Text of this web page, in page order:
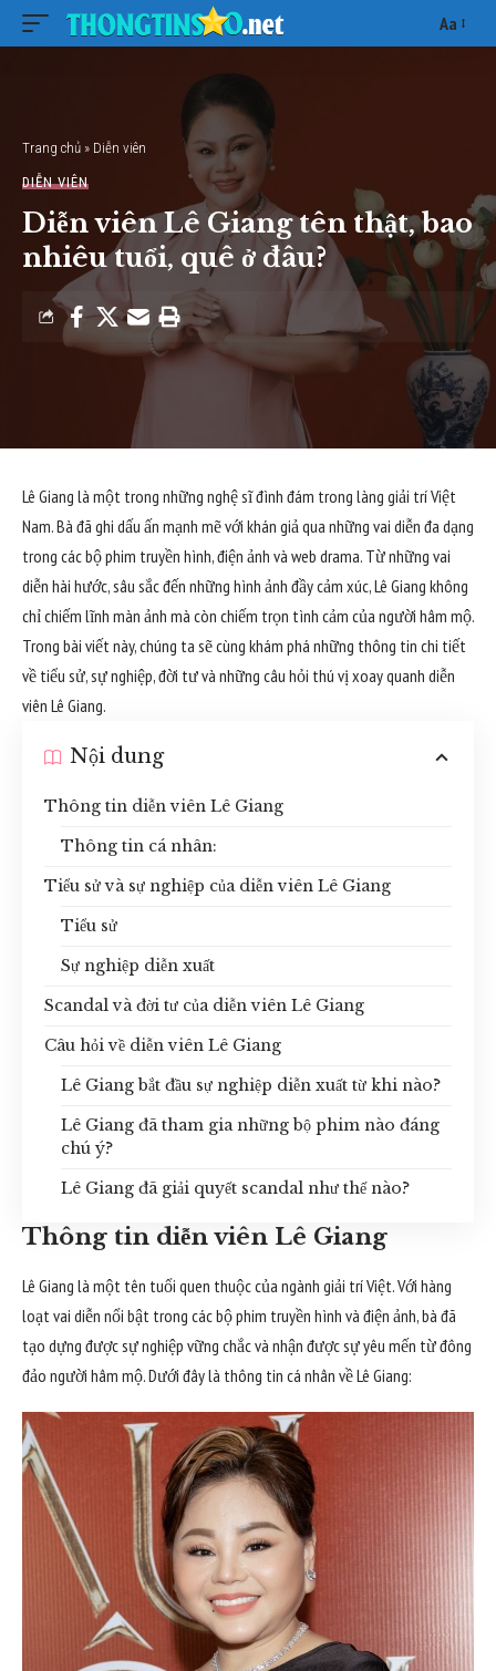
Font
Aa
Trang chủ » Diễn viên
DIỄN VIÊN
Diễn viên Lê Giang tên thật, bao
nhiêu tuổi, quê ở đâu?
Lê Giang là một trong những nghệ sĩ đình đám trong làng giải trí Việt
Nam. Bà đã ghi dấu ấn mạnh mẽ với khán giả qua những vai diễn đa dạng
trong các bộ phim truyền hình, điện ảnh và web drama. Từ những vai
diễn hài hước, sâu sắc đến những hình ảnh đầy cảm xúc, Lê Giang không
chỉ chiếm lĩnh màn ảnh mà còn chiếm trọn tình cảm của người hâm mộ.
Trong bài viết này, chúng ta sẽ cùng khám phá những thông tin chi tiết
về tiểu sử, sự nghiệp, đời tư và những câu hỏi thú vị xoay quanh diễn
viên Lê Giang.
Nội dung
Thông tin diễn viên Lê Giang
Thông tin cá nhân:
Tiểu sử và sự nghiệp của diễn viên Lê Giang
Tiểu sử
Sự nghiệp diễn xuất
Scandal và đời tư của diễn viên Lê Giang
Câu hỏi về diễn viên Lê Giang
Lê Giang bắt đầu sự nghiệp diễn xuất từ khi nào?
Lê Giang đã tham gia những bộ phim nào đáng
chú ý?
Lê Giang đã giải quyết scandal như thế nào?
Thông tin diễn viên Lê Giang
Lê Giang là một tên tuổi quen thuộc của ngành giải trí Việt. Với hàng
loạt vai diễn nổi bật trong các bộ phim truyền hình và điện ảnh, bà đã
tạo dựng được sự nghiệp vững chắc và nhận được sự yêu mến từ đông
đảo người hâm mộ. Dưới đây là thông tin cá nhân về Lê Giang: